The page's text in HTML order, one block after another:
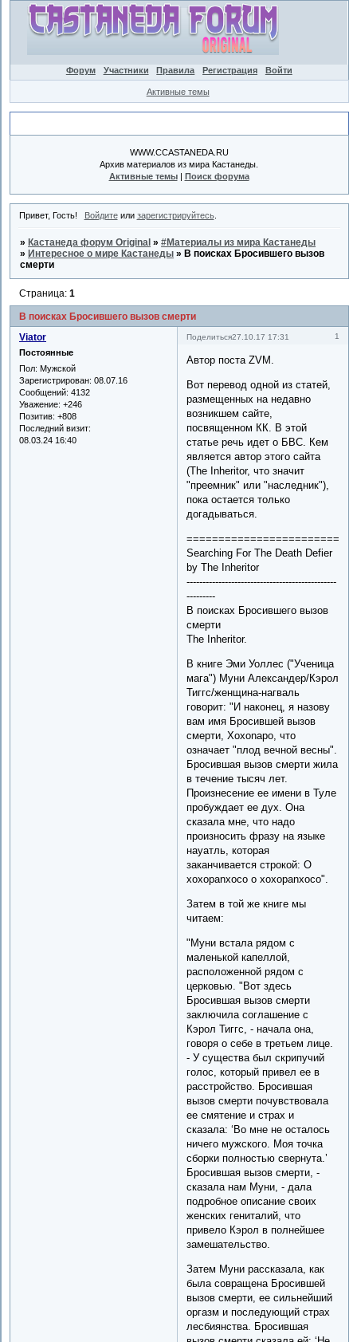
Форум Участники Правила Регистрация Войти
Активные темы
WWW.CCASTANEDA.RU
Архив материалов из мира Кастанеды.
Активные темы| Поиск форума
Привет, Гость! Войдитеили зарегистрируйтесь.
» Кастанеда форум Original »#Материалы из мира Кастанеды
» Интересное о мире Кастанеды » В поисках Бросившего вызов
смерти
В поисках Бросившего вызов смерти
Страница:1
Поделиться 1
27.10.17 17:31
Viator
Постоянные
Пол: Мужской
Зарегистрирован: 08.07.16
Сообщений: 4132
Уважение: +246
Позитив: +808
Последний визит:
08.03.24 16:40
Автор поста ZVM.
Вот перевод одной из статей,
размещенных на недавно
возникшем сайте,
посвященном КК. В этой
статье речь идет о БВС. Кем
является автор этого сайта
(The Inheritor, что значит
"преемник" или "наследник"),
пока остается только
догадываться.
Searching For The Death Defier
by The Inheritor
-----------------------------------------------
---------
В поисках Бросившего вызов
смерти
The Inheritor.
В книге Эми Уоллес ("Ученица
мага") Муни Александер/Кэрол
Тиггс/женщина-нагваль
говорит: "И наконец, я назову
вам имя Бросившей вызов
смерти, Xoxonapo, что
означает "плод вечной весны".
Бросившая вызов смерти жила
в течение тысяч лет.
Произнесение ее имени в Туле
пробуждает ее дух. Она
сказала мне, что надо
произносить фразу на языке
науатль, которая
заканчивается строкой: O
xoxopanxoco o xoxopanxoco".
Затем в той же книге мы
читаем:
"Муни встала рядом с
маленькой капеллой,
расположенной рядом с
церковью. "Вот здесь
Бросившая вызов смерти
заключила соглашение с
Кэрол Тиггс, - начала она,
говоря о себе в третьем лице.
- У существа был скрипучий
голос, который привел ее в
расстройство. Бросившая
вызов смерти почувствовала
ее смятение и страх и
сказала: ‘Во мне не осталось
ничего мужского. Моя точка
сборки полностью свернута.’
Бросившая вызов смерти, -
сказала нам Муни, - дала
подробное описание своих
женских гениталий, что
привело Кэрол в полнейшее
замешательство.
Затем Муни рассказала, как
была совращена Бросившей
вызов смерти, ее сильнейший
оргазм и последующий страх
лесбиянства. Бросившая